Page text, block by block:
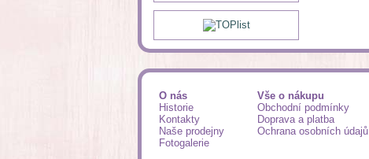
O nás
Historie
Kontakty
Naše prodejny
Fotogalerie
Vše o nákupu
Obchodní podmínky
Doprava a platba
Ochrana osobních údajů